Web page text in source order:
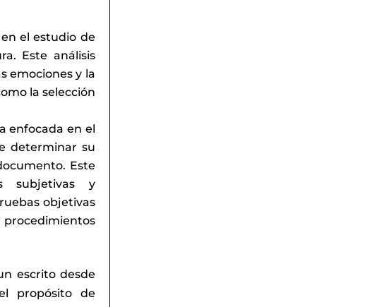
el estudio de
Este análisis
emociones y la
la selección
enfocada en el
determinar su
Este
subjetivas y
objetivas
procedimientos
escrito desde
propósito de